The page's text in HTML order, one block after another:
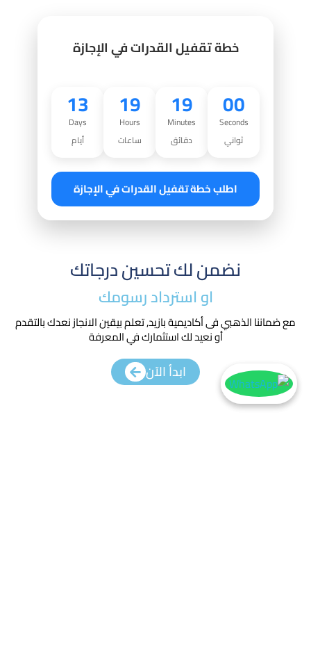
خطة تقفيل القدرات في الإجازة
13
Days
أيام
19
Hours
ساعات
18
Minutes
دقائق
59
Seconds
ثواني
اطلب خطة تقفيل القدرات في الإجازة
نضمن لك تحسين درجاتك
او استرداد رسومك​
مع ضماننا الذهبي فى أكاديمية بازيد, تعلم بيقين الانجاز نعدك بالتقدم
أو نعيد لك استثمارك في المعرفة
ابدأ الآن